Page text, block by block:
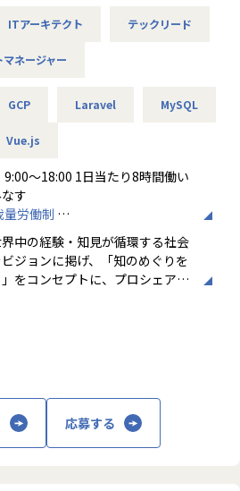
さ
課題解決に直接貢献できます。
」することに挑戦できます。
ーキテクチャ」を実現する挑戦が
ーチに縛られず、自由な発想でシ
能です。
ブルなミッション遂行
ご本人の志向性により幅広いポジ
とができます。
業務を行うことができます
ションが中心ですが、必要に応
なくフラットな開発組織であるこ
ぐり」の質とスピードを飛躍的
、社会全体の課題解決に貢献して
ビスラインナップ＞
ロの経験・知見を複数の企業で
レキシー）サービス：ハイクラ
ア・デザイナーと共にIT課題を
ビス
（オープン・アイデア）サービ
と共に、アイデア出しから事業
実行推進を行う新規事業共創サー
ービス：「税」「M&A」の観点
承継サービス
報を発信する自社メディア
容を文字起こしし、その内容を元
ます。今時点では企画段階のた
連プロジェクトにおいて、当社側
を担っていただきます。まずはAI
る検索システム等の開発におい
す。
し、技術的な検討事項を洗い出
をする。また、計画に基づいて
メンバーのタスク進捗をマネジメ
ITアーキテクト テックリード
ネージャー
GCP Laravel MySQL
Vue.js
9:00～18:00 1日当たり8時間働い
す
量労働制
有無： 無
60分
中の経験・知見が循環する社会
ジョンに掲げ、「知のめぐりを
をコンセプトに、プロシェアリ
ングとは、ビジネスや経営に関
数の企業でシェアし、経営課題
2025年4月末時点）の豊富なプロ
ースを活かし、多様な業界・業
たる経営課題・テーマに対し
応募する